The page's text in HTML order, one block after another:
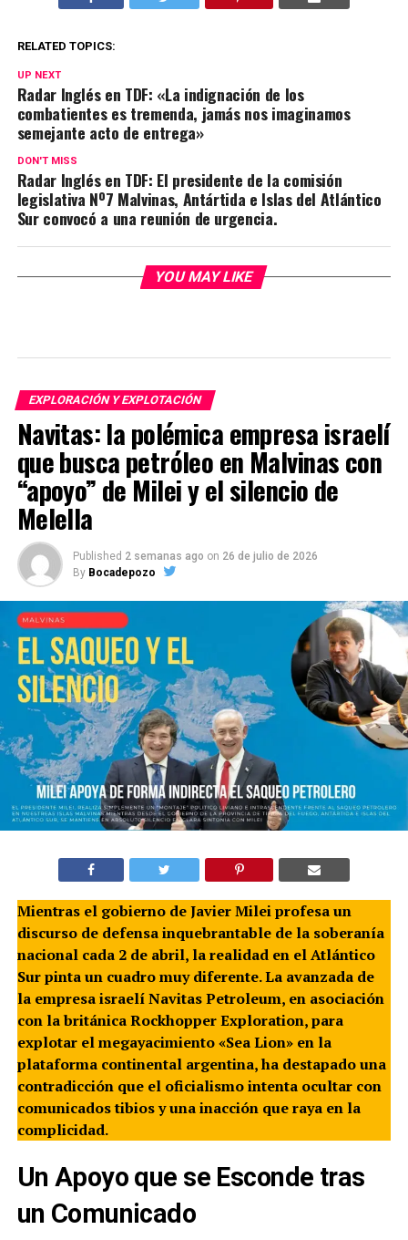
RELATED TOPICS:
UP NEXT
Radar Inglés en TDF: «La indignación de los
combatientes es tremenda, jamás nos imaginamos
semejante acto de entrega»
DON'T MISS
Radar Inglés en TDF: El presidente de la comisión
legislativa Nº7 Malvinas, Antártida e Islas del Atlántico
Sur convocó a una reunión de urgencia.
YOU MAY LIKE
EXPLORACIÓN Y EXPLOTACIÓN
Navitas: la polémica empresa israelí
que busca petróleo en Malvinas con
“apoyo” de Milei y el silencio de
Melella
Published 2 semanas ago on 26 de julio de 2026
By Bocadepozo
Mientras el gobierno de Javier Milei profesa un
discurso de defensa inquebrantable de la soberanía
nacional cada 2 de abril, la realidad en el Atlántico
Sur pinta un cuadro muy diferente. La avanzada de
la empresa israelí Navitas Petroleum, en asociación
con la británica Rockhopper Exploration, para
explotar el megayacimiento «Sea Lion» en la
plataforma continental argentina, ha destapado una
contradicción que el oficialismo intenta ocultar con
comunicados tibios y una inacción que raya en la
complicidad.
Un Apoyo que se Esconde tras
un Comunicado